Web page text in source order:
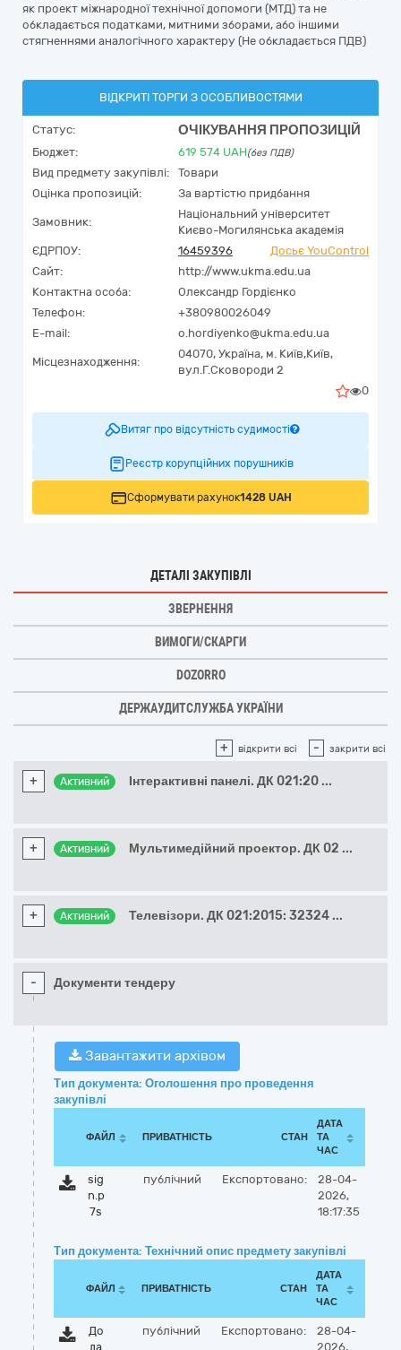
як проект міжнародної технічної допомоги (МТД) та не
обкладається податками, митними зборами, або іншими
стягненнями аналогічного характеру (Не обкладається ПДВ)
ВІДКРИТІ ТОРГИ З ОСОБЛИВОСТЯМИ
Статус: ОЧІКУВАННЯ ПРОПОЗИЦІЙ
Бюджет: 619 574 UAH(без ПДВ)
Вид предмету закупівлі:
Товари
Оцінка пропозицій:
За вартістю придбання
Замовник:
Національний університет
Києво-Могилянська академія
ЄДРПОУ:
16459396
Досьє YouControl
Сайт:
http://www.ukma.edu.ua
Контактна особа:
Олександр Гордієнко
Телефон:
+380980026049
E-mail:
o.hordiyenko@ukma.edu.ua
Місцезнаходження:
04070, Україна, м. Київ,Київ,
вул.Г.Сковороди 2
0
Витяг про відсутність судимості
Реєстр корупційних порушників
Сформувати рахунок1428 UAH
ДЕТАЛІ ЗАКУПІВЛІ
ЗВЕРНЕННЯ
ВИМОГИ/СКАРГИ
DOZORRO
ДЕРЖАУДИТСЛУЖБА УКРАЇНИ
+ відкрити всі - закрити всі
+ Активний Інтерактивні панелі. ДК 021:20 ...
+ Активний Мультимедійний проектор. ДК 02 ...
+ Активний Телевізори. ДК 021:2015: 32324 ...
- Документи тендеру
Завантажити архівом
Тип документа: Оголошення про проведення
закупівлі
ФАЙЛ ПРИВАТНІСТЬ СТАН
ДАТА
ТА
ЧАС
sig
n.p
7s
публічний Експортовано:
28-04-
2026,
18:17:35
Тип документа: Технічний опис предмету закупівлі
ФАЙЛ ПРИВАТНІСТЬ СТАН
ДАТА
ТА
ЧАС
До
да
публічний Експортовано:
28-04-
2026,